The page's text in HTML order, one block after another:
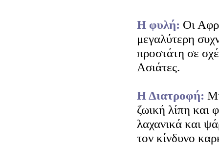
Η φυλή: Οι
μεγαλύτερη
προστάτη σε
Ασιάτες.
Η Διατροφή:
ζωική λίπη και
λαχανικά και
τον κίνδυνο